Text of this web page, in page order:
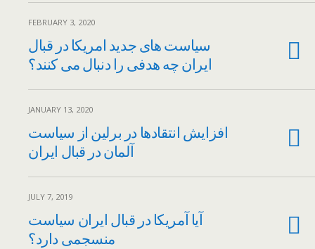
FEBRUARY 3, 2020
سیاست های جدید امریکا در قبال
ایران چه هدفی را دنبال می کنند؟
JANUARY 13, 2020
افزایش انتقادها‌ در برلین از سیاست‌
آلمان در قبال ایران
JULY 7, 2019
آیا آمریکا در قبال ایران سیاست
منسجمی دارد؟